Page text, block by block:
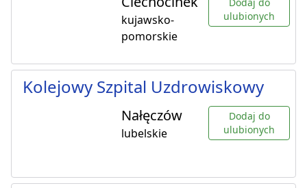
kujawsko-
pomorskie
ulubionych
Kolejowy Szpital Uzdrowiskowy
Nałęczów
lubelskie
Dodaj do
ulubionych